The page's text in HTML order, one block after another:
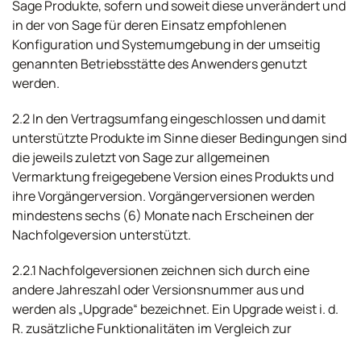
Sage Produkte, sofern und soweit diese unverändert und
in der von Sage für deren Einsatz empfohlenen
Konfiguration und Systemumgebung in der umseitig
genannten Betriebsstätte des Anwenders genutzt
werden.
2.2 In den Vertragsumfang eingeschlossen und damit
unterstützte Produkte im Sinne dieser Bedingungen sind
die jeweils zuletzt von Sage zur allgemeinen
Vermarktung freigegebene Version eines Produkts und
ihre Vorgängerversion. Vorgängerversionen werden
mindestens sechs (6) Monate nach Erscheinen der
Nachfolgeversion unterstützt.
2.2.1 Nachfolgeversionen zeichnen sich durch eine
andere Jahreszahl oder Versionsnummer aus und
werden als „Upgrade“ bezeichnet. Ein Upgrade weist i. d.
R. zusätzliche Funktionalitäten im Vergleich zur